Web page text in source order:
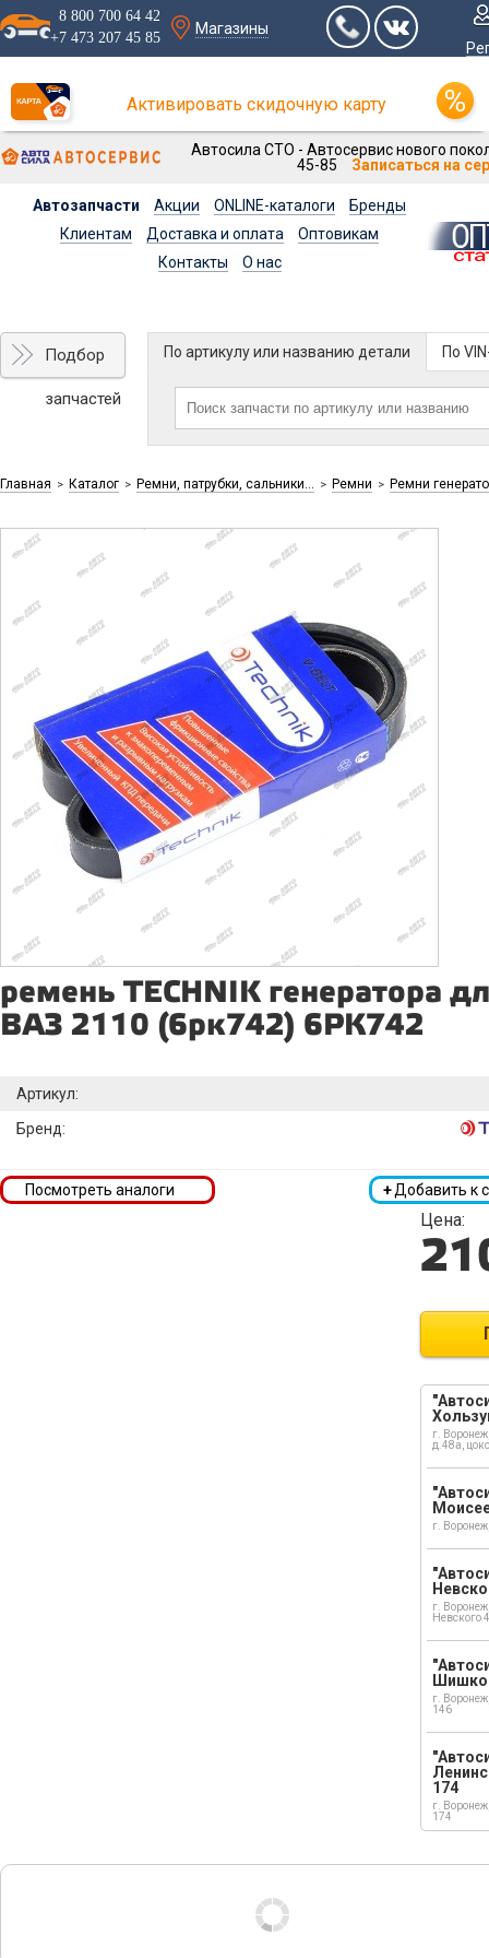
8 800 700 64 42
+7 473 207 45 85
Магазины
Активировать скидочную карту
Автосила СТО - Автосервис нового
45-85
Записаться на
Автозапчасти Акции ONLINE-каталоги
Бренды
Клиентам
Доставка и оплата
Оптовикам
Контакты
О нас
Подбор
запчастей
По артикулу или названию детали По
Главная > Каталог > Ремни, патрубки, сальники... > Ремни > Ремни
ремень TECHNIK генератора
ВАЗ 2110 (6рк742) 6РК742
Артикул:
Бренд:
+Добавить к
Посмотреть аналоги
Цена:
г.
д.48а,
г.
г.
Невского
г.
146
174
г.
174